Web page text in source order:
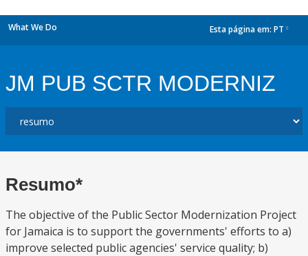
What We Do Esta página em: PT
JM PUB SCTR MODERNIZ
Resumo*
The objective of the Public Sector Modernization Project
for Jamaica is to support the governments' efforts to a)
improve selected public agencies' service quality; b)